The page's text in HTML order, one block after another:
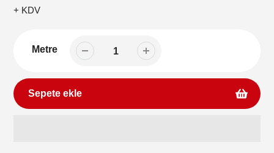
fiyat
+ KDV
Metre
Sepete ekle